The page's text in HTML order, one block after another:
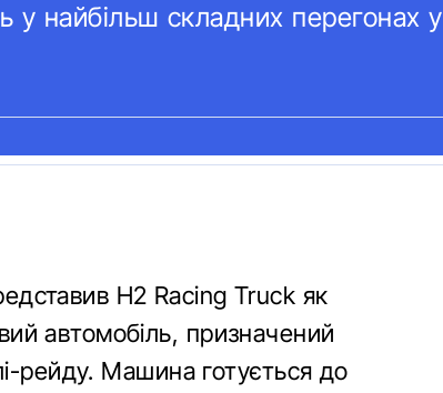
у найбільш складних перегонах у
H2 Racing Truck як
автомобіль, призначений
рейду. Машина готується до